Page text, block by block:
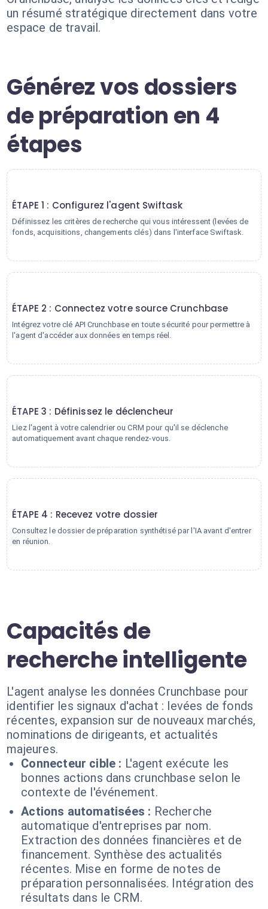
un résumé stratégique directement dans votre
espace de travail.
Générez vos dossiers
de préparation en 4
étapes
ÉTAPE 1 : Configurez l'agent Swiftask
Définissez les critères de recherche qui vous intéressent (levées de
fonds, acquisitions, changements clés) dans l'interface Swiftask.
ÉTAPE 2 : Connectez votre source Crunchbase
Intégrez votre clé API Crunchbase en toute sécurité pour permettre à
l'agent d'accéder aux données en temps réel.
ÉTAPE 3 : Définissez le déclencheur
Liez l'agent à votre calendrier ou CRM pour qu'il se déclenche
automatiquement avant chaque rendez-vous.
ÉTAPE 4 : Recevez votre dossier
Consultez le dossier de préparation synthétisé par l'IA avant d'entrer
en réunion.
Capacités de
recherche intelligente
L'agent analyse les données Crunchbase pour
identifier les signaux d'achat : levées de fonds
récentes, expansion sur de nouveaux marchés,
nominations de dirigeants, et actualités
majeures.
Connecteur cible : L'agent exécute les
bonnes actions dans crunchbase selon le
contexte de l'événement.
Actions automatisées : Recherche
automatique d'entreprises par nom.
Extraction des données financières et de
financement. Synthèse des actualités
récentes. Mise en forme de notes de
préparation personnalisées. Intégration des
résultats dans le CRM.